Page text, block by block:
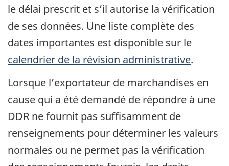
le délai prescrit et s’il autorise la vérification
de ses données. Une liste complète des
dates importantes est disponible sur le
calendrier de la révision administrative.
Lorsque l’exportateur de marchandises en
cause qui a été demandé de répondre à une
DDR ne fournit pas suffisamment de
renseignements pour déterminer les valeurs
normales ou ne permet pas la vérification